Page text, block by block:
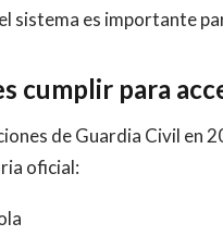
sistema es importante
cumplir para
de Guardia Civil en
oficial: